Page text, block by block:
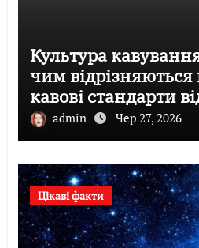
Культура
чим відрізняються
кавові стандарти
admin Чер 27, 2026
Цікаві факти